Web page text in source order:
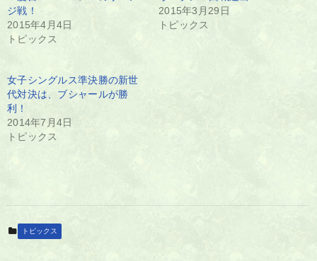
ジ戦！
2015年4月4日
トピックス
2015年3月29日
トピックス
女子シングルス準決勝の新世
代対決は、ブシャールが勝
利！
2014年7月4日
トピックス
トピックス